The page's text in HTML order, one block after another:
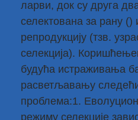
ларви, док су друга
селектована за рану ()
репродукцију (тзв.
селекција).
будућа истраживања
расветљавању
проблема:1.
режиму селекције